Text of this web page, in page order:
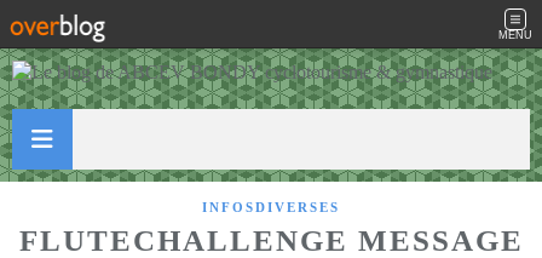
MENU
INFOSDIVERSES
FLUTECHALLENGE MESSAGE